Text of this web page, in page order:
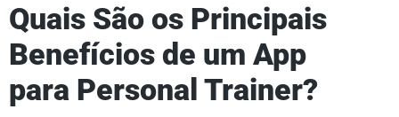
Quais São os Principais
Benefícios de um App
para Personal Trainer?